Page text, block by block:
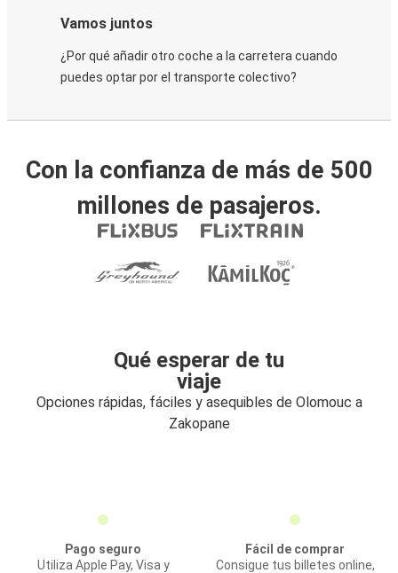
Vamos juntos
¿Por qué añadir otro coche a la carretera cuando
puedes optar por el transporte colectivo?
Con la confianza de más de 500
millones de pasajeros.
Qué esperar de tu
viaje
Opciones rápidas, fáciles y asequibles de Olomouc a
Zakopane
Pago seguro
Utiliza Apple Pay, Visa y
Fácil de comprar
Consigue tus billetes online,